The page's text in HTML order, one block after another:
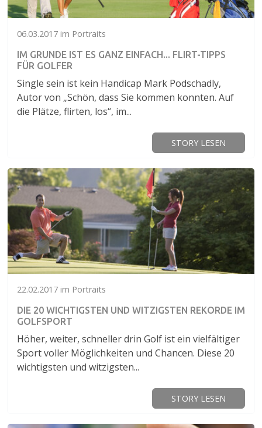
06.03.2017 im Portraits
IM GRUNDE IST ES GANZ EINFACH... FLIRT-TIPPS
FÜR GOLFER
Single sein ist kein Handicap Mark Podschadly,
Autor von „Schön, dass Sie kommen konnten. Auf
die Plätze, flirten, los“, im...
STORY LESEN
22.02.2017 im Portraits
DIE 20 WICHTIGSTEN UND WITZIGSTEN REKORDE IM
GOLFSPORT
Höher, weiter, schneller drin Golf ist ein vielfältiger
Sport voller Möglichkeiten und Chancen. Diese 20
wichtigsten und witzigsten...
STORY LESEN